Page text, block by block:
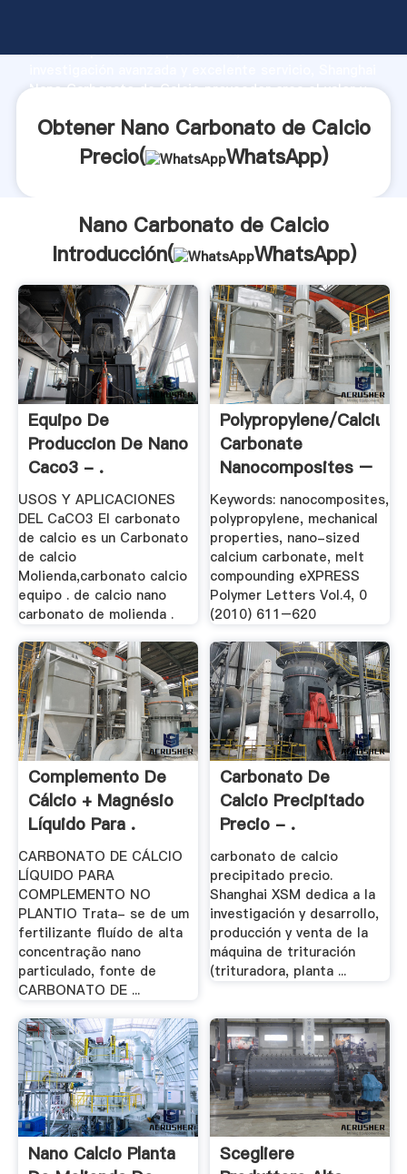
fuerte capacidad de producción, fuerza de
Nano Carbonato de Calcio proveedor crea el valor y
Obtener Nano Carbonato de Calcio
Precio(
WhatsApp)
Nano Carbonato de Calcio
Introducción(
WhatsApp)
Equipo De
Produccion De Nano
Caco3 - .
USOS Y APLICACIONES
DEL CaCO3 El carbonato
de calcio es un Carbonato
de calcio
Molienda,carbonato calcio
equipo . de calcio nano
carbonato de molienda .
Polypropylene/calcium
Carbonate
Nanocomposites –
.
Keywords: nanocomposites,
polypropylene, mechanical
properties, nano-sized
calcium carbonate, melt
compounding eXPRESS
Polymer Letters Vol.4, 0
(2010) 611–620
Complemento De
Cálcio + Magnésio
Líquido Para .
CARBONATO DE CÁLCIO
LÍQUIDO PARA
COMPLEMENTO NO
PLANTIO Trata- se de um
fertilizante fluído de alta
concentração nano
particulado, fonte de
CARBONATO DE ...
Carbonato De
Calcio Precipitado
Precio - .
carbonato de calcio
precipitado precio.
Shanghai XSM dedica a la
investigación y desarrollo,
producción y venta de la
máquina de trituración
(trituradora, planta ...
Nano Calcio Planta
Scegliere